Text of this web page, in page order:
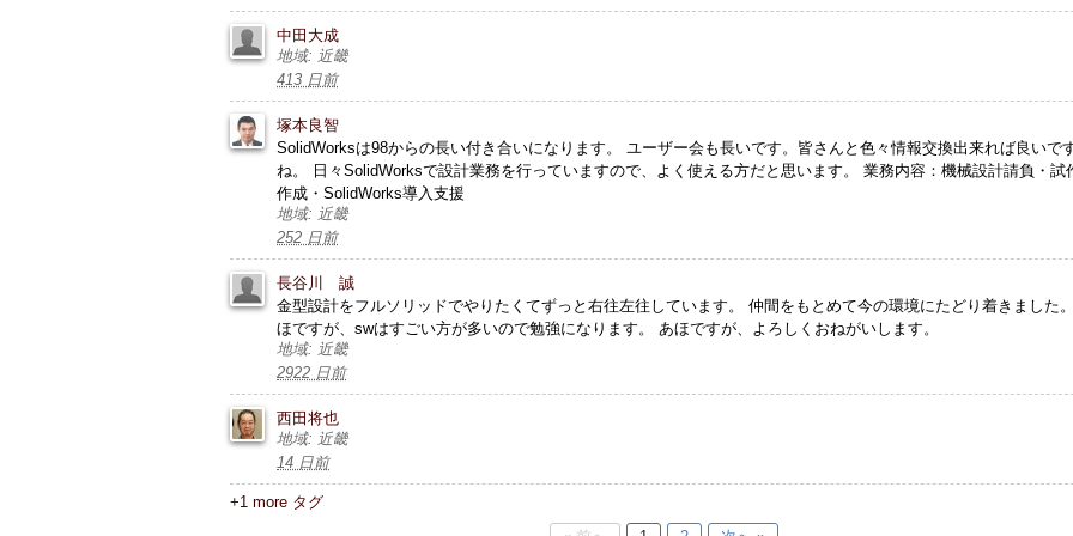
中田大成
地域: 近畿
413 日前
塚本良智
SolidWorksは98からの長い付き合いになります。 ユーザー会も長いです。皆さんと色々情報交換出来れば良いで
ね。 日々SolidWorksで設計業務を行っていますので、よく使える方だと思います。 業務内容：機械設計請負・試
作成・SolidWorks導入支援
地域: 近畿
252 日前
長谷川 誠
金型設計をフルソリッドでやりたくてずっと右往左往しています。 仲間をもとめて今の環境にたどり着きました
ほですが、swはすごい方が多いので勉強になります。 あほですが、よろしくおねがいします。
地域: 近畿
2922 日前
西田将也
地域: 近畿
14 日前
+1 more タグ